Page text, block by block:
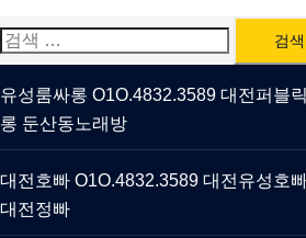
검
색:
유성룸싸롱 O1O.4832.3589 대전퍼블
롱 둔산동노래방
대전호빠 O1O.4832.3589 대전유성호
대전정빠